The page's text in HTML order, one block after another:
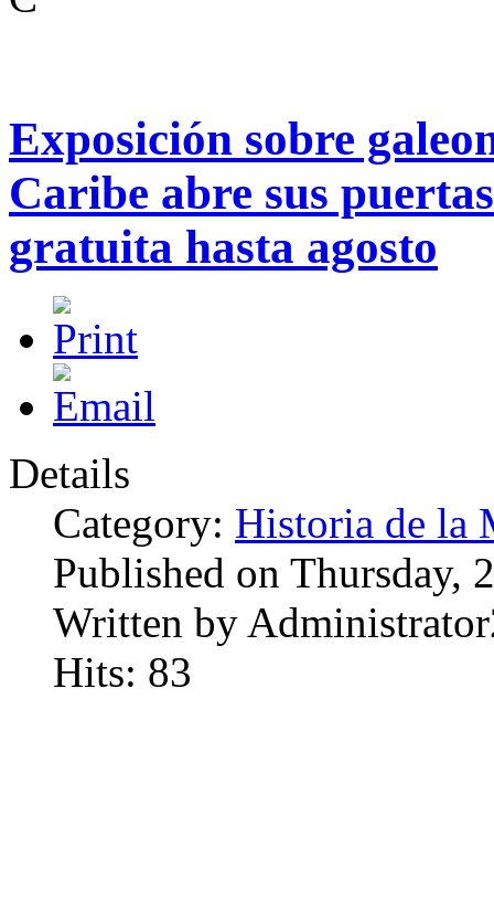
Exposición sobre
Caribe abre sus
gratuita hasta agosto
Details
Category: Historia de la
Published on Thursday,
Written by
Hits: 83